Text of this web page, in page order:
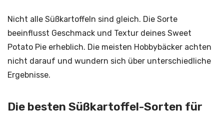
Nicht alle Süßkartoffeln sind gleich. Die Sorte
beeinflusst Geschmack und Textur deines Sweet
Potato Pie erheblich. Die meisten Hobbybäcker achten
nicht darauf und wundern sich über unterschiedliche
Ergebnisse.
Die besten Süßkartoffel-Sorten für